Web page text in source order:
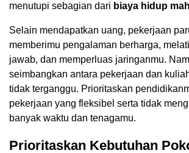
menutupi sebagian dari biaya hidup
Selain mendapatkan uang, pekerjaan
memberimu pengalaman berharga,
jawab, dan memperluas jaringanmu.
seimbangkan antara pekerjaan dan
tidak terganggu. Prioritaskan
pekerjaan yang fleksibel serta tidak
banyak waktu dan tenagamu.
Prioritaskan Kebutuhan